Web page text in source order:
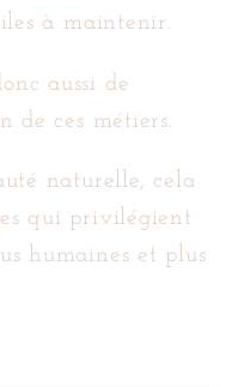
à maintenir.
aussi de
de ces métiers.
naturelle, cela
qui privilégient
humaines et plus